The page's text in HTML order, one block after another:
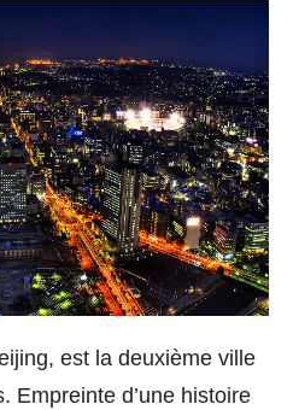
est la deuxième ville
Empreinte d’une histoire